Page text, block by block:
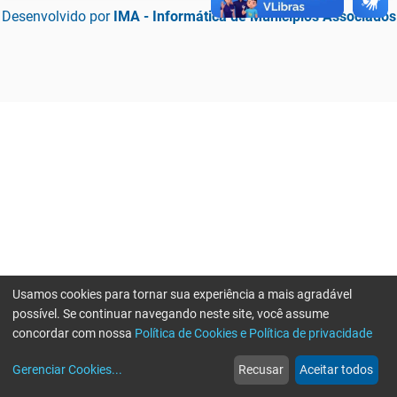
Desenvolvido por IMA - Informática de Municípios Associados
web
Notícias
more_horiz
Mais
Usamos cookies para tornar sua experiência a mais agradável
possível. Se continuar navegando neste site, você assume
concordar com nossa Política de Cookies e Política de privacidade
Gerenciar Cookies... Recusar Aceitar todos
Erro ao enviar informações, por favor tente novamente